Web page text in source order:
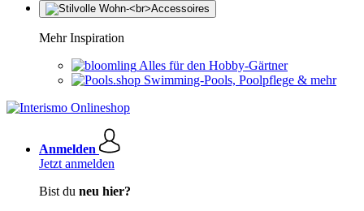
Mehr Inspiration
Alles für den Hobby-Gärtner
Swimming-Pools, Poolpflege & mehr
Anmelden
Jetzt anmelden
Bist du neu hier?